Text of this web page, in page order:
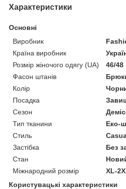
Характеристики
Основні
Виробник
Країна виробник
Розмір жіночого одягу (UA)
46/48
Фасон штанів
Колір
Посадка
Сезон
Тип тканини
Еко-
Стиль
Застібка
Без
Стан
Міжнародний розмір
XL-
Користувацькі характеристики